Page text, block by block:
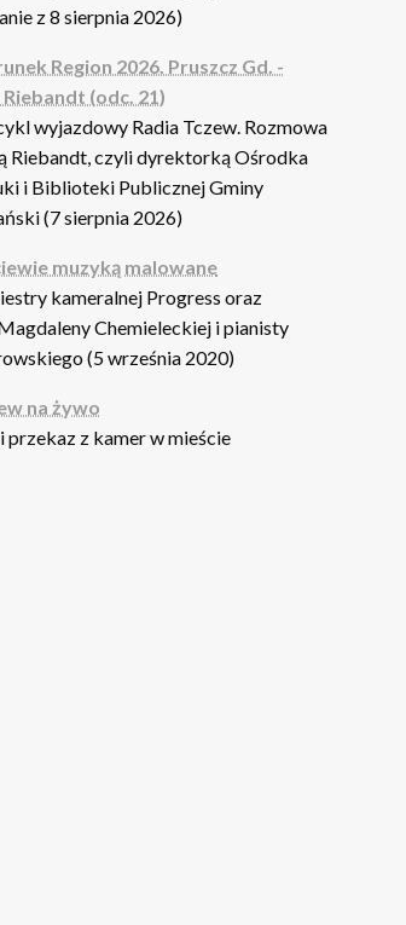
z 8 sierpnia 2026)
Region 2026. Pruszcz Gd. -
(odc. 21)
wyjazdowy Radia Tczew. Rozmowa
Riebandt, czyli dyrektorką Ośrodka
i Biblioteki Publicznej Gminy
(7 sierpnia 2026)
muzyką malowane
kameralnej Progress oraz
Chemieleckiej i pianisty
(5 września 2020)
na żywo
przekaz z kamer w mieście